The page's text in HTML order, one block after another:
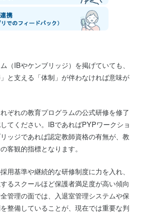
（IBやケンブリッジ）を掲げていても、
と支える「体制」が伴わなければ意味が
ぞれの教育プログラムの公式研修を修了
てください。IBであればPYPワークショ
ッジであれば認定教師資格の有無が、教
客観的指標となります。
用基準や継続的な研修制度に力を入れ、
るスクールほど保護者満足度が高い傾向
管理の面では、入退室管理システムや保
整備していることが、現在では重要な判